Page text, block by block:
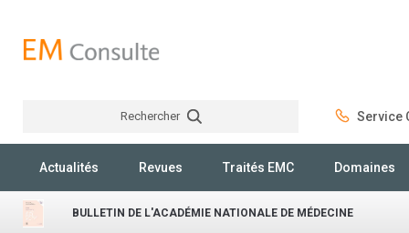
Rechercher Service
Actualités Revues Traités EMC Domaines
BULLETIN DE L'ACADÉMIE NATIONALE DE MÉDECINE